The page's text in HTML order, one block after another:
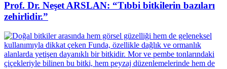
Prof. Dr. Neşet ARSLAN: “Tıbbi bitkilerin bazıları
zehirlidir.”